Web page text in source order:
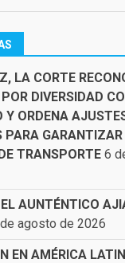
LA CORTE
DIVERSIDAD
Y ORDENA
PARA
TRANSPORTE 6
AUNTÉNTICO
agosto de 2026
EN AMÉRICA